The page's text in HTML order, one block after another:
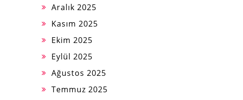
Aralık 2025
Kasım 2025
Ekim 2025
Eylül 2025
Ağustos 2025
Temmuz 2025